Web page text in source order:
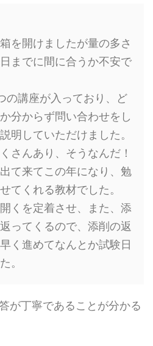
を開けましたが量の多さ
までに間に合うか不安で
の講座が入っており、ど
分からず問い合わせをし
明していただけました。
さんあり、そうなんだ！
て来てこの年になり、勉
てくれる教材でした。
くを定着させ、また、添
ってくるので、添削の返
く進めてなんとか試験日
。
が丁寧であることが分かる